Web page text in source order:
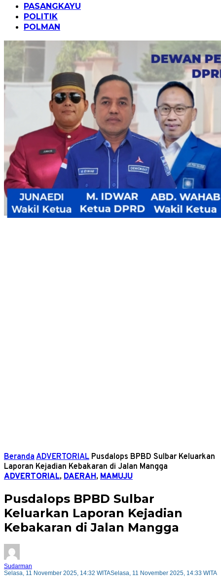
PASANGKAYU
POLITIK
POLMAN
Beranda ADVERTORIAL Pusdalops BPBD Sulbar Keluarkan
Laporan Kejadian Kebakaran di Jalan Mangga
ADVERTORIAL, DAERAH, MAMUJU
Pusdalops BPBD Sulbar
Keluarkan Laporan Kejadian
Kebakaran di Jalan Mangga
Sudarman
Selasa, 11 November 2025, 14:32 WITASelasa, 11 November 2025, 14:33 WITA